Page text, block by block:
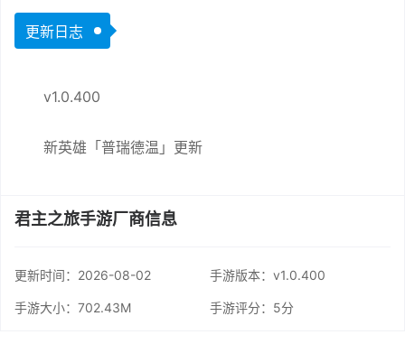
更新日志
v1.0.400
新英雄「普瑞德温」更新
君主之旅手游厂商信息
更新时间： 2026-08-02 手游版本：v1.0.400
手游大小：702.43M 手游评分： 5分